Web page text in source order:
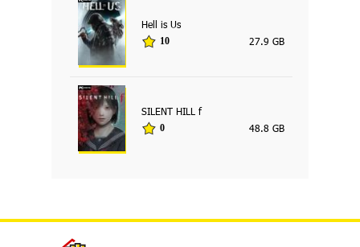
Hell is Us
10 27.9 GB
SILENT HILL f
0 48.8 GB